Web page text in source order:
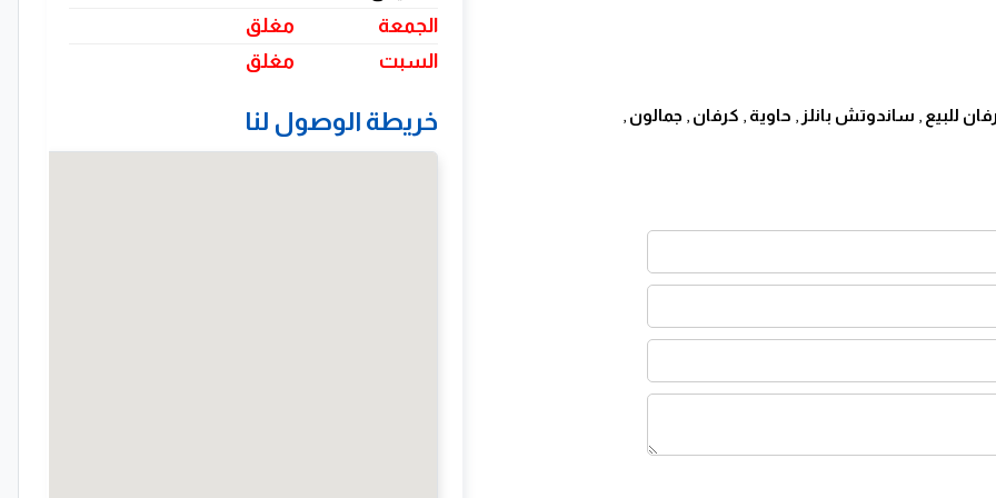
للبيع , ساندوتش بانلز , حاوية , كرفان , جمالون ,
الجمعة
مغلق
السبت
مغلق
خريطة الوصول لنا